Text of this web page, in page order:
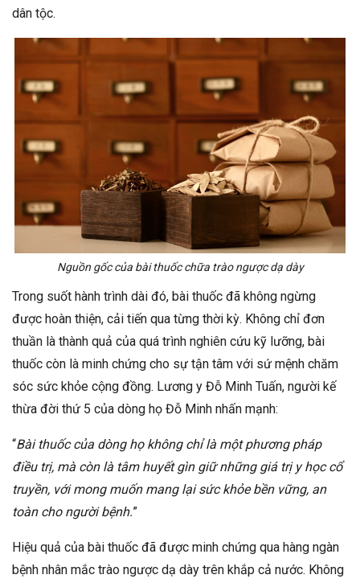
dân tộc.
Nguồn gốc của bài thuốc chữa trào ngược dạ dày
Trong suốt hành trình dài đó, bài thuốc đã không ngừng
được hoàn thiện, cải tiến qua từng thời kỳ. Không chỉ đơn
thuần là thành quả của quá trình nghiên cứu kỹ lưỡng, bài
thuốc còn là minh chứng cho sự tận tâm với sứ mệnh chăm
sóc sức khỏe cộng đồng. Lương y Đỗ Minh Tuấn, người kế
thừa đời thứ 5 của dòng họ Đỗ Minh nhấn mạnh:
“Bài thuốc của dòng họ không chỉ là một phương pháp
điều trị, mà còn là tâm huyết gìn giữ những giá trị y học cổ
truyền, với mong muốn mang lại sức khỏe bền vững, an
toàn cho người bệnh.”
Hiệu quả của bài thuốc đã được minh chứng qua hàng ngàn
bệnh nhân mắc trào ngược dạ dày trên khắp cả nước. Không